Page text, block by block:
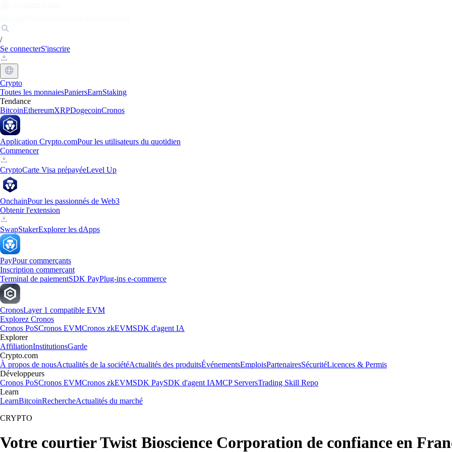
/
Se connecterS'inscrire
Crypto
Toutes les monnaiesPaniersEarnStaking
Tendance
BitcoinEthereumXRPDogecoinCronos
Application Crypto.comPour les utilisateurs du quotidien
Commencer
CryptoCarte Visa prépayéeLevel Up
OnchainPour les passionnés de Web3
Obtenir l'extension
SwapStakerExplorer les dApps
PayPour commerçants
Inscription commerçant
Terminal de paiementSDK PayPlug-ins e-commerce
CronosLayer 1 compatible EVM
Explorez Cronos
Cronos PoSCronos EVMCronos zkEVMSDK d'agent IA
Explorer
AffiliationInstitutionsGarde
Crypto.com
À propos de nousActualités de la sociétéActualités des produitsÉvénementsEmploisPartenairesSécuritéLicences & Permis
Développeurs
Cronos PoSCronos EVMCronos zkEVMSDK PaySDK d'agent IAMCP ServersTrading Skill Repo
Learn
LearnBitcoinRechercheActualités du marché
CRYPTO
Votre courtier Twist Bioscience Corporation de confiance en